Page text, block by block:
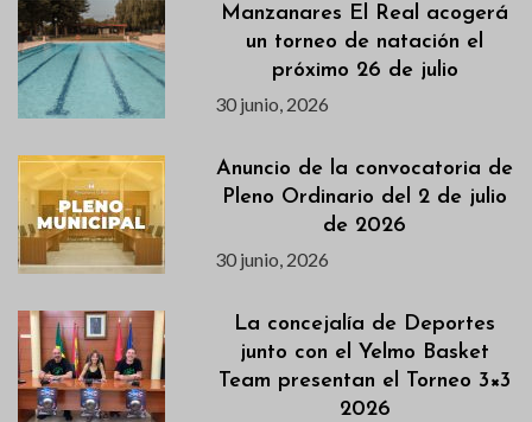
Manzanares El Real acogerá
un torneo de natación el
próximo 26 de julio
30 junio, 2026
Anuncio de la convocatoria de
Pleno Ordinario del 2 de julio
de 2026
30 junio, 2026
La concejalía de Deportes
junto con el Yelmo Basket
Team presentan el Torneo 3×3
2026